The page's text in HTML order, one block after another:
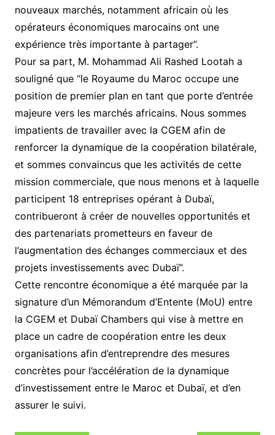
nouveaux marchés, notamment africain où les
opérateurs économiques marocains ont une
expérience très importante à partager”.
Pour sa part, M. Mohammad Ali Rashed Lootah a
souligné que “le Royaume du Maroc occupe une
position de premier plan en tant que porte d’entrée
majeure vers les marchés africains. Nous sommes
impatients de travailler avec la CGEM afin de
renforcer la dynamique de la coopération bilatérale,
et sommes convaincus que les activités de cette
mission commerciale, que nous menons et à laquelle
participent 18 entreprises opérant à Dubaï,
contribueront à créer de nouvelles opportunités et
des partenariats prometteurs en faveur de
l’augmentation des échanges commerciaux et des
projets investissements avec Dubaï”.
Cette rencontre économique a été marquée par la
signature d’un Mémorandum d’Entente (MoU) entre
la CGEM et Dubaï Chambers qui vise à mettre en
place un cadre de coopération entre les deux
organisations afin d’entreprendre des mesures
concrètes pour l’accélération de la dynamique
d’investissement entre le Maroc et Dubaï, et d’en
assurer le suivi.